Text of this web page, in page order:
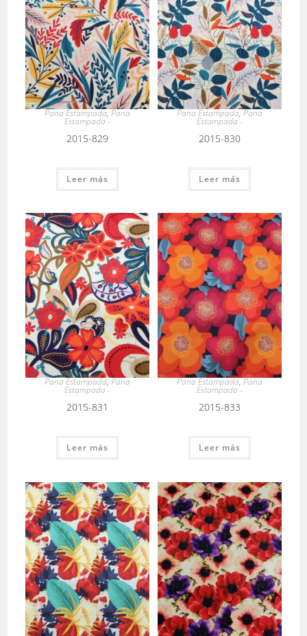
Pana Estampada,Pana
Estampada -
2015-829
Leer más
Pana Estampada,Pana
Estampada -
2015-830
Leer más
Pana Estampada,Pana
Estampada -
2015-831
Leer más
Pana Estampada,Pana
Estampada -
2015-833
Leer más